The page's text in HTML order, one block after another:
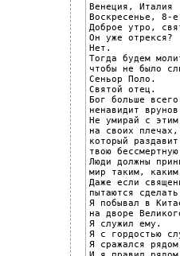
Венеция, Италия
Воскресенье, 8-
Доброе утро,
Он уже отрекся?
Нет.
Тогда будем
чтобы не было
Сеньор Поло.
Святой отец.
Бог больше всего
ненавидит
Не умирай с
на своих плечах,
который раздавит
твою
Люди должны
мир таким,
Даже если
пытаются
Я побывал в
на дворе
Я служил ему.
Я с гордостью
Я сражался